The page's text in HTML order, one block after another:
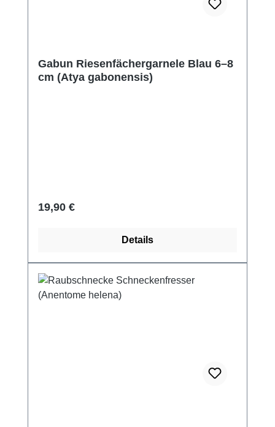
Gabun Riesenfächergarnele Blau 6–8
cm (Atya gabonensis)
Regulärer Preis:
19,90 €
Details